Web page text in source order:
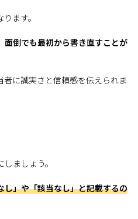
ます。
倒でも最初から書き直すことが
に誠実さと信頼感を伝えられま
ましょう。
」や「該当なし」と記載するの